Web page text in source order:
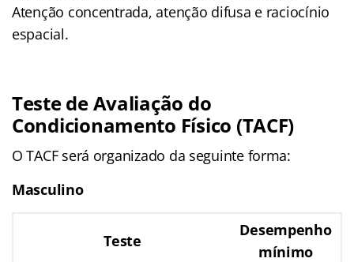
Atenção concentrada, atenção difusa e raciocínio
espacial.
Teste de Avaliação do
Condicionamento Físico (TACF)
O TACF será organizado da seguinte forma:
Masculino
Teste
Desempenho
mínimo